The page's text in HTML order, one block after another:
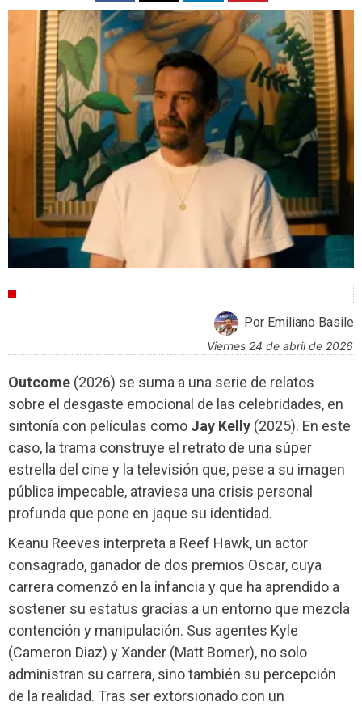
Por Emiliano Basile
viernes 24 de abril de 2026
Outcome (2026) se suma a una serie de relatos
sobre el desgaste emocional de las celebridades, en
sintonía con películas como Jay Kelly (2025). En este
caso, la trama construye el retrato de una súper
estrella del cine y la televisión que, pese a su imagen
pública impecable, atraviesa una crisis personal
profunda que pone en jaque su identidad.
Keanu Reeves interpreta a Reef Hawk, un actor
consagrado, ganador de dos premios Oscar, cuya
carrera comenzó en la infancia y que ha aprendido a
sostener su estatus gracias a un entorno que mezcla
contención y manipulación. Sus agentes Kyle
(Cameron Diaz) y Xander (Matt Bomer), no solo
administran su carrera, sino también su percepción
de la realidad. Tras ser extorsionado con un